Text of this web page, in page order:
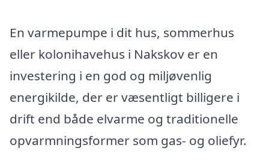
En varmepumpe i dit hus, sommerhus
eller kolonihavehus i Nakskov er en
investering i en god og miljøvenlig
energikilde, der er væsentligt billigere i
drift end både elvarme og traditionelle
opvarmningsformer som gas- og oliefyr.